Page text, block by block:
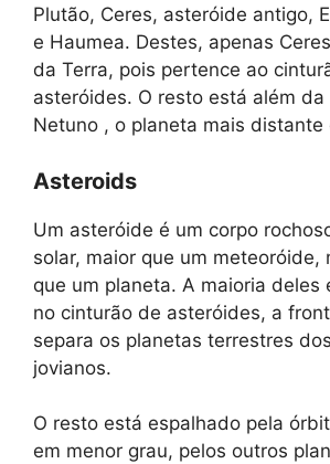
Plutão, Ceres, asteróide antigo,
e Haumea. Destes, apenas
da Terra, pois pertence ao
asteróides. O resto está além
Netuno , o planeta mais distante
Asteroids
Um asteróide é um corpo
solar, maior que um meteoróide,
que um planeta. A maioria deles
no cinturão de asteróides, a
separa os planetas terrestres
jovianos.
O resto está espalhado pela
em menor grau, pelos outros